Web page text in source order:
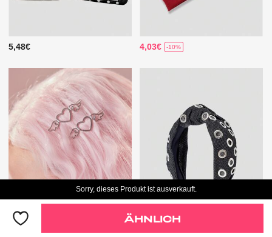
5,48€ 4,03€ -10%
Nur 6 restlich
Sorry, dieses Produkt ist ausverkauft.
ÄHNLICH